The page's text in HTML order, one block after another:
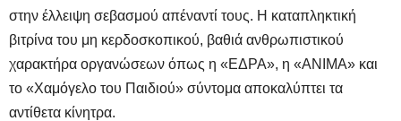
στην έλλειψη σεβασμού απέναντί τους. Η καταπληκτική
βιτρίνα του μη κερδοσκοπικού, βαθιά ανθρωπιστικού
χαρακτήρα οργανώσεων όπως η «ΕΔΡΑ», η «ΑΝΙΜΑ» και
το «Χαμόγελο του Παιδιού» σύντομα αποκαλύπτει τα
αντίθετα κίνητρα.